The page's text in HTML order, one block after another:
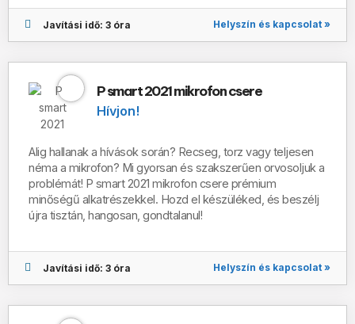
Javítási idő: 3 óra Helyszín és kapcsolat »
P smart 2021 mikrofon csere
Hívjon!
Alig hallanak a hívások során? Recseg, torz vagy teljesen
néma a mikrofon? Mi gyorsan és szakszerűen orvosoljuk a
problémát! P smart 2021 mikrofon csere prémium
minőségű alkatrészekkel. Hozd el készüléked, és beszélj
újra tisztán, hangosan, gondtalanul!
Javítási idő: 3 óra Helyszín és kapcsolat »